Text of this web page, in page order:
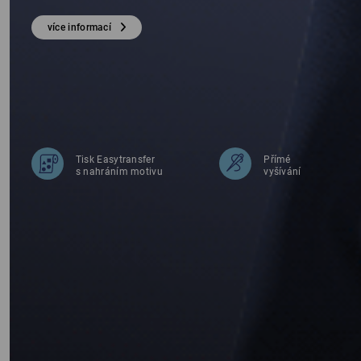
více informací
Tisk Easytransfer
s nahráním motivu
Přímé
vyšívání